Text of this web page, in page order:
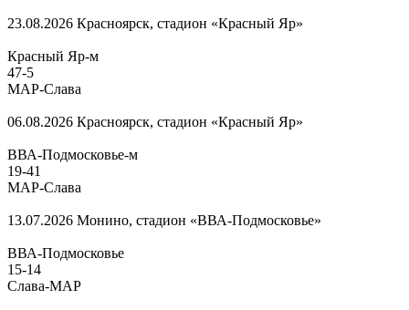
23.08.2026 Красноярск, стадион «Красный Яр»
Красный Яр-м
47-5
МАР-Слава
06.08.2026 Красноярск, стадион «Красный Яр»
ВВА-Подмосковье-м
19-41
МАР-Слава
13.07.2026 Монино, стадион «ВВА-Подмосковье»
ВВА-Подмосковье
15-14
Слава-МАР